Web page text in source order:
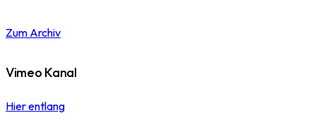
Zum Archiv
Vimeo Kanal
Hier entlang